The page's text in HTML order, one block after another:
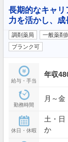
長期的なキャ
力を活かし、成
調剤薬局 一般薬剤
ブランク可
給与・手当
年収
勤務時間
月～
休日・休暇
土・日
か